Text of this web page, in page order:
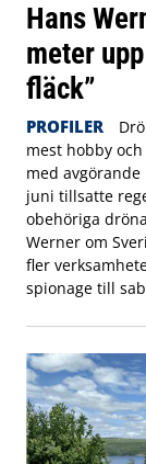
Hans
meter
fläck”
PROFILER
mest hobby
med
juni tillsatte
obehöriga
Werner om
fler
spionage till